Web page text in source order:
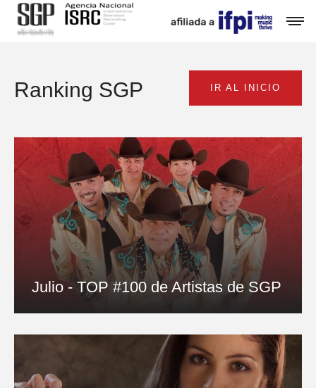
Ranking SGP IR AL INICIO
Julio - TOP #100 de Artistas de SGP